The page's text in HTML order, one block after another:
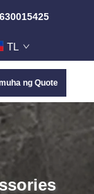
TL
ng Quote